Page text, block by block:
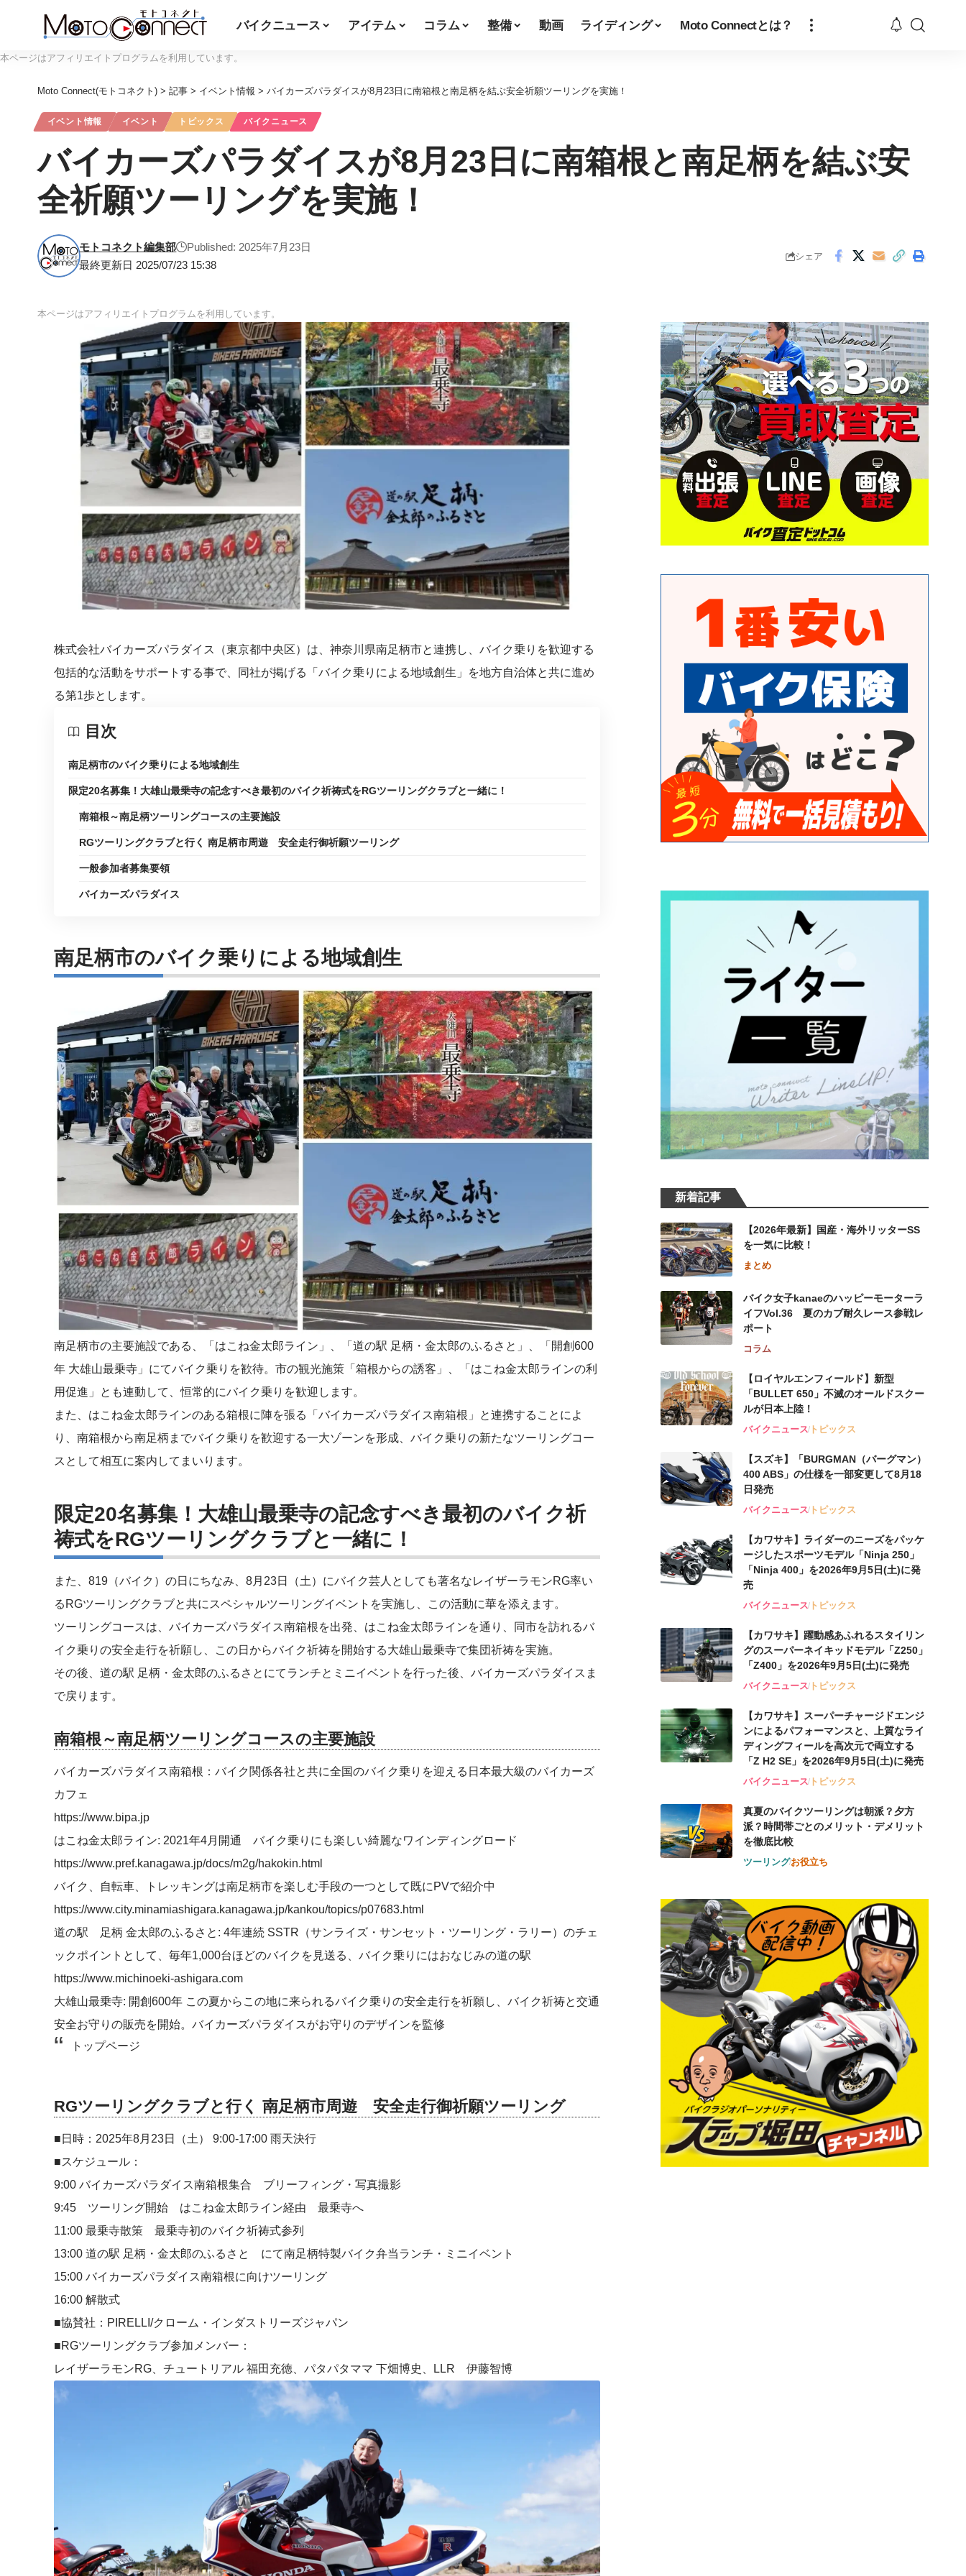
バイクニュース アイテム コラム 整備 動画 ライディング Moto Connectとは？
本ページはアフィリエイトプログラムを利用しています。
Moto Connect(モトコネクト) > 記事 > イベント情報 > バイカーズパラダイスが8月23日に南箱根と南足柄を結ぶ安全祈願ツーリングを実施！
イベント情報 イベント トピックス バイクニュース
バイカーズパラダイスが8月23日に南箱根と南足柄を結ぶ安
全祈願ツーリングを実施！
最終更新日 2025/07/23 15:38
モトコネクト編集部 Published: 2025年7月23日
シェア
本ページはアフィリエイトプログラムを利用しています。
株式会社バイカーズパラダイス（東京都中央区）は、神奈川県南足柄市と連携し、バイク乗りを歓迎する
包括的な活動をサポートする事で、同社が掲げる「バイク乗りによる地域創生」を地方自治体と共に進め
る第1歩とします。
目次
南足柄市のバイク乗りによる地域創生
限定20名募集！大雄山最乗寺の記念すべき最初のバイク祈祷式をRGツーリングクラブと一緒に！
南箱根～南足柄ツーリングコースの主要施設
RGツーリングクラブと行く 南足柄市周遊 安全走行御祈願ツーリング
一般参加者募集要領
バイカーズパラダイス
南足柄市のバイク乗りによる地域創生
南足柄市の主要施設である、「はこね金太郎ライン」、「道の駅 足柄・金太郎のふるさと」、「開創600
年 大雄山最乗寺」にてバイク乗りを歓待。市の観光施策「箱根からの誘客」、「はこね金太郎ラインの利
用促進」とも連動して、恒常的にバイク乗りを歓迎します。
また、はこね金太郎ラインのある箱根に陣を張る「バイカーズパラダイス南箱根」と連携することによ
り、南箱根から南足柄までバイク乗りを歓迎する一大ゾーンを形成、バイク乗りの新たなツーリングコー
スとして相互に案内してまいります。
限定20名募集！大雄山最乗寺の記念すべき最初のバイク祈
祷式をRGツーリングクラブと一緒に！
また、819（バイク）の日にちなみ、8月23日（土）にバイク芸人としても著名なレイザーラモンRG率い
るRGツーリングクラブと共にスペシャルツーリングイベントを実施し、この活動に華を添えます。
ツーリングコースは、バイカーズパラダイス南箱根を出発、はこね金太郎ラインを通り、同市を訪れるバ
イク乗りの安全走行を祈願し、この日からバイク祈祷を開始する大雄山最乗寺で集団祈祷を実施。
その後、道の駅 足柄・金太郎のふるさとにてランチとミニイベントを行った後、バイカーズパラダイスま
で戻ります。
南箱根～南足柄ツーリングコースの主要施設
バイカーズパラダイス南箱根：バイク関係各社と共に全国のバイク乗りを迎える日本最大級のバイカーズ
カフェ
https://www.bipa.jp
はこね金太郎ライン: 2021年4月開通 バイク乗りにも楽しい綺麗なワインディングロード
https://www.pref.kanagawa.jp/docs/m2g/hakokin.html
バイク、自転車、トレッキングは南足柄市を楽しむ手段の一つとして既にPVで紹介中
https://www.city.minamiashigara.kanagawa.jp/kankou/topics/p07683.html
道の駅 足柄 金太郎のふるさと: 4年連続 SSTR（サンライズ・サンセット・ツーリング・ラリー）のチェ
ックポイントとして、毎年1,000台ほどのバイクを見送る、バイク乗りにはおなじみの道の駅
https://www.michinoeki-ashigara.com
大雄山最乗寺: 開創600年 この夏からこの地に来られるバイク乗りの安全走行を祈願し、バイク祈祷と交通
安全お守りの販売を開始。バイカーズパラダイスがお守りのデザインを監修
トップページ
RGツーリングクラブと行く 南足柄市周遊 安全走行御祈願ツーリング
■日時：2025年8月23日（土） 9:00-17:00 雨天決行
■スケジュール：
9:00 バイカーズパラダイス南箱根集合 ブリーフィング・写真撮影
9:45 ツーリング開始 はこね金太郎ライン経由 最乗寺へ
11:00 最乗寺散策 最乗寺初のバイク祈祷式参列
13:00 道の駅 足柄・金太郎のふるさと にて南足柄特製バイク弁当ランチ・ミニイベント
15:00 バイカーズパラダイス南箱根に向けツーリング
16:00 解散式
■協賛社：PIRELLI/クローム・インダストリーズジャパン
■RGツーリングクラブ参加メンバー：
レイザーラモンRG、チュートリアル 福田充徳、パタパタママ 下畑博史、LLR 伊藤智博
新着記事
【2026年最新】国産・海外リッターSS
を一気に比較！
まとめ
バイク女子kanaeのハッピーモーターラ
イフVol.36 夏のカブ耐久レース参戦レ
ポート
コラム
【ロイヤルエンフィールド】新型
「BULLET 650」不滅のオールドスクー
ルが⽇本上陸！
バイクニューストピックス
【スズキ】「BURGMAN（バーグマン）
400 ABS」の仕様を一部変更して8月18
日発売
バイクニューストピックス
【カワサキ】ライダーのニーズをパッケ
ージしたスポーツモデル「Ninja 250」
「Ninja 400」を2026年9月5日(土)に発
売
バイクニューストピックス
【カワサキ】躍動感あふれるスタイリン
グのスーパーネイキッドモデル「Z250」
「Z400」を2026年9月5日(土)に発売
バイクニューストピックス
【カワサキ】スーパーチャージドエンジ
ンによるパフォーマンスと、上質なライ
ディングフィールを高次元で両立する
「Z H2 SE」を2026年9月5日(土)に発売
バイクニューストピックス
真夏のバイクツーリングは朝派？夕方
派？時間帯ごとのメリット・デメリット
を徹底比較
ツーリングお役立ち